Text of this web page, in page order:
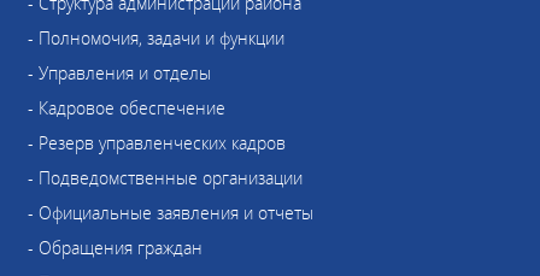
- Полномочия, задачи и функции
- Управления и отделы
- Кадровое обеспечение
- Резерв управленческих кадров
- Подведомственные организации
- Официальные заявления и отчеты
- Обращения граждан